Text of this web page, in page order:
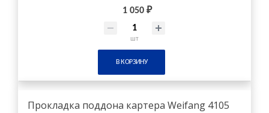
1 050 ₽
шт
В КОРЗИНУ
Прокладка поддона картера Weifang 4105